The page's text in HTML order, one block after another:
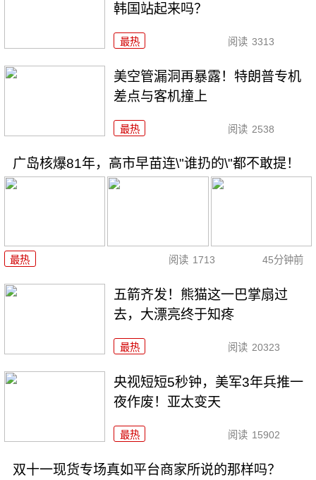
韩国站起来吗？
最热 阅读 3313
美空管漏洞再暴露！特朗普专机
差点与客机撞上
最热 阅读 2538
广岛核爆81年，高市早苗连\"谁扔的\"都不敢提！
最热 阅读 1713 45分钟前
五箭齐发！熊猫这一巴掌扇过
去，大漂亮终于知疼
最热 阅读 20323
央视短短5秒钟，美军3年兵推一
夜作废！亚太变天
最热 阅读 15902
双十一现货专场真如平台商家所说的那样吗？